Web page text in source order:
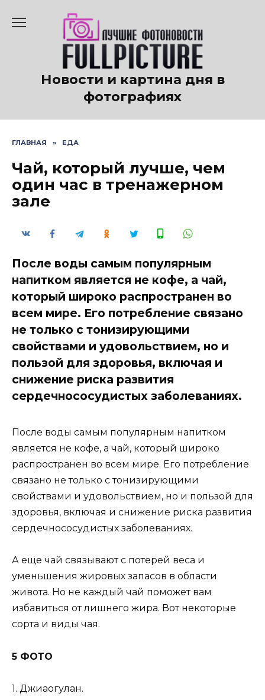
содержанию
Новости и картина дня в
фотографиях
ГЛАВНАЯ » ЕДА
Чай, который лучше, чем
один час в тренажерном
зале
После воды самым популярным
напитком является не кофе, а чай,
который широко распространен во
всем мире. Его потребление связано
не только с тонизирующими
свойствами и удовольствием, но и
пользой для здоровья, включая и
снижение риска развития
сердечнососудистых заболеваниях.
После воды самым популярным напитком
является не кофе, а чай, который широко
распространен во всем мире. Его потребление
связано не только с тонизирующими
свойствами и удовольствием, но и пользой для
здоровья, включая и снижение риска развития
сердечнососудистых заболеваниях.
А еще чай связывают с потерей веса и
уменьшения жировых запасов в области
живота. Но не каждый чай поможет вам
избавиться от лишнего жира. Вот некоторые
сорта и виды чая.
5 ФОТО
1. Джиаогулан.